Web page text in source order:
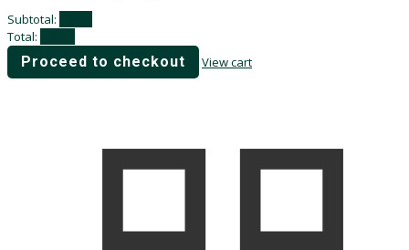
Subtotal:
Total:
Proceed to checkout View cart